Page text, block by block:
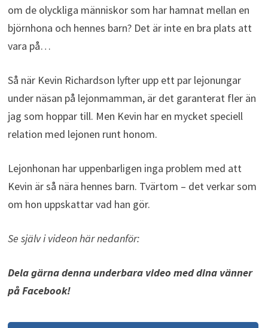
om de olyckliga människor som har hamnat mellan en
björnhona och hennes barn? Det är inte en bra plats att
vara på…
Så när Kevin Richardson lyfter upp ett par lejonungar
under näsan på lejonmamman, är det garanterat fler än
jag som hoppar till. Men Kevin har en mycket speciell
relation med lejonen runt honom.
Lejonhonan har uppenbarligen inga problem med att
Kevin är så nära hennes barn. Tvärtom – det verkar som
om hon uppskattar vad han gör.
Se själv i videon här nedanför:
Dela gärna denna underbara video med dina vänner
på Facebook!